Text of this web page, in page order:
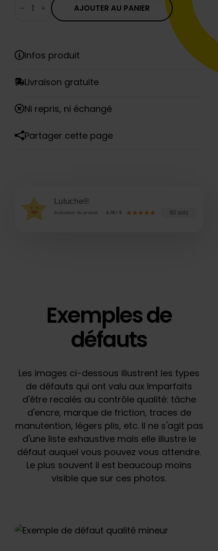
de
Downtown
AJOUTER AU PANIER
Infos produit
Livraison gratuite
Ni repris, ni échangé
Partager cette page
Luluche®
évaluation du produit 4.78 / 5 90 avis
Exemples de
défauts
Les images ci-dessous illustrent les types
de défauts qui ont valu aux Imparfaits
d'être recalés au contrôle qualité: tâche
d'encre, marque de friction, traces de
manutention, légers plis, etc. Il ne s'agit pas
d'une liste exhaustive mais elle illustre le
défaut auquel vous pouvez vous attendre.
Le plus souvent il est beaucoup moins
visible que sur ces photos.